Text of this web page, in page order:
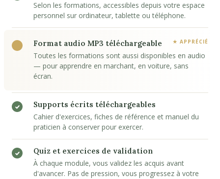
Selon les formations, accessibles depuis votre espace
personnel sur ordinateur, tablette ou téléphone.
Format audio MP3 téléchargeable
Toutes les formations sont aussi disponibles en audio
— pour apprendre en marchant, en voiture, sans
écran.
Supports écrits téléchargeables
Cahier d'exercices, fiches de référence et manuel du
praticien à conserver pour exercer.
Quiz et exercices de validation
À chaque module, vous validez les acquis avant
d'avancer. Pas de pression, vous progressez à votre